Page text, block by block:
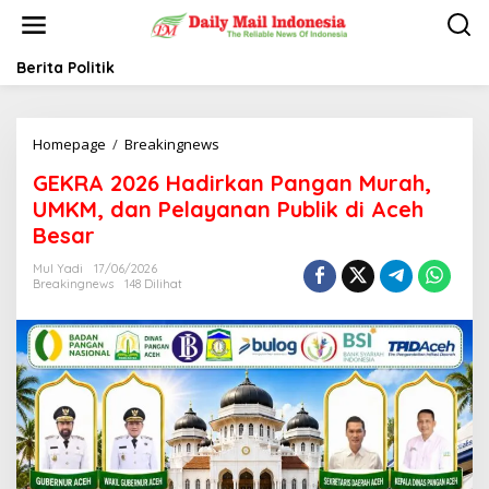
t
Berita Politik
Homepage / Breakingnews
K
R
A
H
a
d
i
r
k
a
n
P
GEKRA 2026 Hadirkan Pangan Murah,
UMKM, dan Pelayanan Publik di Aceh
Besar
Mul Yadi
17/06/2026
Breakingnews
148 Dilihat